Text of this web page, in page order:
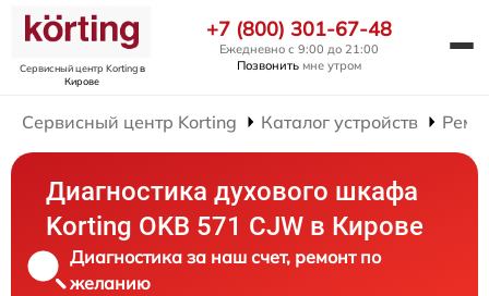
Сервисный центр Kortingв
Кирове
+7 (800) 301-67-48
Ежедневно с 9:00 до 21:00
Позвонить мне утром
Сервисный центр Korting Каталог устройств
Диагностика духового шкафа
Korting OKB 571 CJW в Кирове
Диагностика за наш счет, ремонт по
желанию